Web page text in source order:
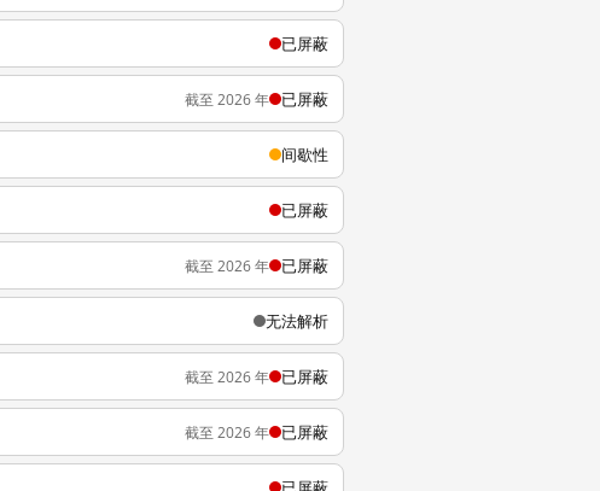
已屏蔽
截至 2026 年 已屏蔽
间歇性
已屏蔽
截至 2026 年 已屏蔽
无法解析
截至 2026 年 已屏蔽
截至 2026 年 已屏蔽